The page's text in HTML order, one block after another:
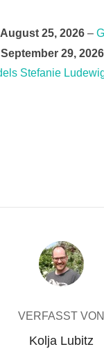
August 25, 2026 –
September 29, 2026
Stefanie
BEITRAGSAUTOR
VERFASST VON
Kolja Lubitz